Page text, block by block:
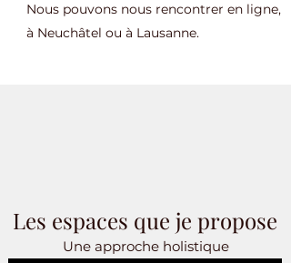
Nous pouvons nous rencontrer en ligne,
à Neuchâtel ou à Lausanne.
Les espaces que je propose
Une approche holistique